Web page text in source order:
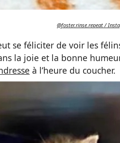
@foster.rinse.repeat /
se féliciter de voir les
la joie et la bonne
à l’heure du coucher.